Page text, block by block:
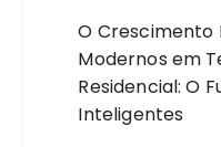
O Crescimento
Modernos em
Residencial: O
Inteligentes